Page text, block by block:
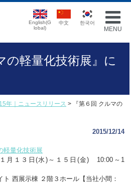
MENU
English(G
lobal)
中文 한국어
の軽量化技術展』に
年｜ニュースリリース > 『第６回 クルマの
2015/12/14
軽量化技術展
月１３日(水)～１５日(金) 10:00～1
展示棟 ２階３ホール【当社小間：